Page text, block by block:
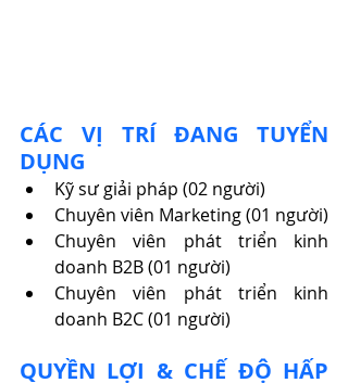
CÁC VỊ TRÍ ĐANG TUYỂN
DỤNG
Kỹ sư giải pháp (02 người)
Chuyên viên Marketing (01 người)
Chuyên viên phát triển kinh
doanh B2B (01 người)
Chuyên viên phát triển kinh
doanh B2C (01 người)
QUYỀN LỢI & CHẾ ĐỘ HẤP